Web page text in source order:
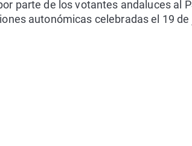
parte de los votantes andaluces al
autonómicas celebradas el 19